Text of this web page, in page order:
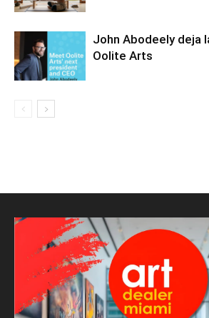
John Abodeely deja
Oolite Arts